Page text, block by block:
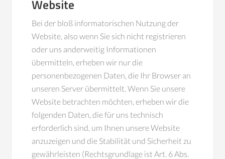
Website
Bei der bloß informatorischen Nutzung der
Website, also wenn Sie sich nicht registrieren
oder uns anderweitig Informationen
übermitteln, erheben wir nur die
personenbezogenen Daten, die Ihr Browser an
unseren Server übermittelt. Wenn Sie unsere
Website betrachten möchten, erheben wir die
folgenden Daten, die für uns technisch
erforderlich sind, um Ihnen unsere Website
anzuzeigen und die Stabilität und Sicherheit zu
gewährleisten (Rechtsgrundlage ist Art. 6 Abs.